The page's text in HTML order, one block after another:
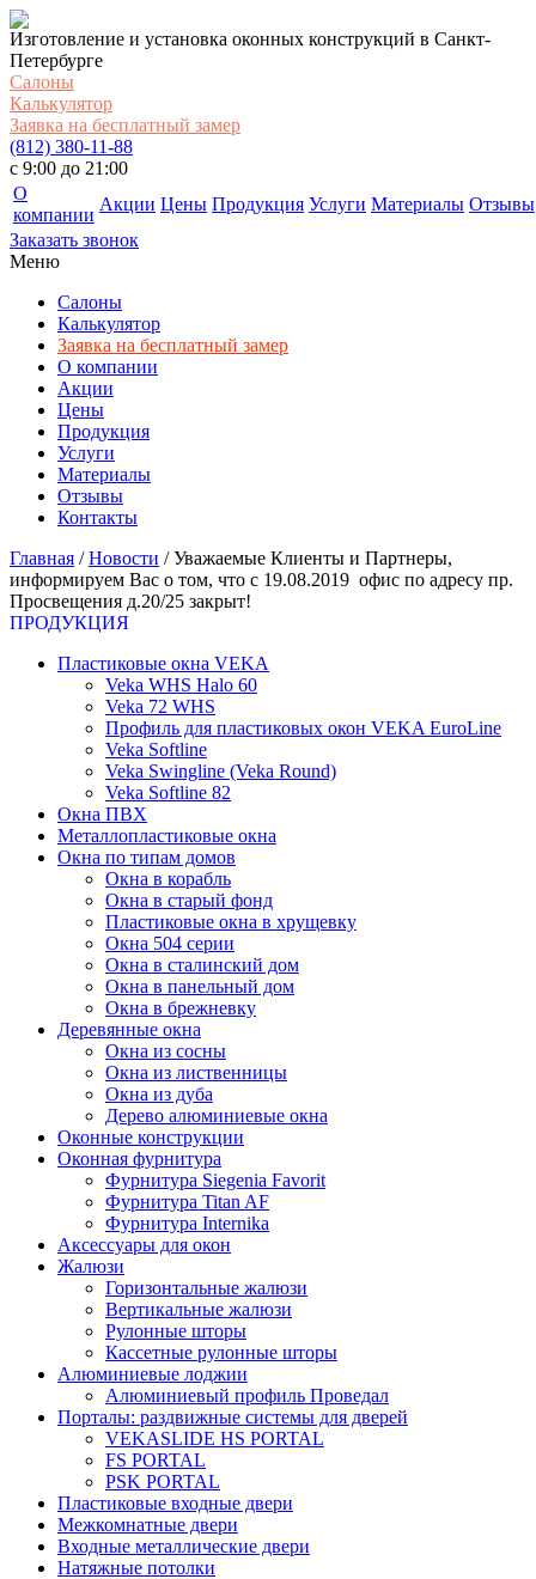
Изготовление и установка оконных конструкций в Санкт-
Петербурге
Салоны
Калькулятор
Заявка на бесплатный замер
(812) 380-11-88
c 9:00 до 21:00
О
компании
Акции Цены Продукция Услуги Материалы Отзывы
Заказать звонок
Меню
Салоны
Калькулятор
Заявка на бесплатный замер
О компании
Акции
Цены
Продукция
Услуги
Материалы
Отзывы
Контакты
Главная /Новости /Уважаемые Клиенты и Партнеры,
информируем Вас о том, что с 19.08.2019 офис по адресу пр.
Просвещения д.20/25 закрыт!
ПРОДУКЦИЯ
Пластиковые окна VEKA
Veka WHS Halo 60
Veka 72 WHS
Профиль для пластиковых окон VEKA EuroLine
Veka Softline
Veka Swingline (Veka Round)
Veka Softline 82
Окна ПВХ
Металлопластиковые окна
Окна по типам домов
Окна в корабль
Окна в старый фонд
Пластиковые окна в хрущевку
Окна 504 серии
Окна в сталинский дом
Окна в панельный дом
Окна в брежневку
Деревянные окна
Окна из сосны
Окна из лиственницы
Окна из дуба
Дерево алюминиевые окна
Оконные конструкции
Оконная фурнитура
Фурнитура Siegenia Favorit
Фурнитура Titan AF
Фурнитура Internika
Аксессуары для окон
Жалюзи
Горизонтальные жалюзи
Вертикальные жалюзи
Рулонные шторы
Кассетные рулонные шторы
Алюминиевые лоджии
Алюминиевый профиль Проведал
Порталы: раздвижные системы для дверей
VEKASLIDE HS PORTAL
FS PORTAL
PSK PORTAL
Пластиковые входные двери
Межкомнатные двери
Входные металлические двери
Натяжные потолки